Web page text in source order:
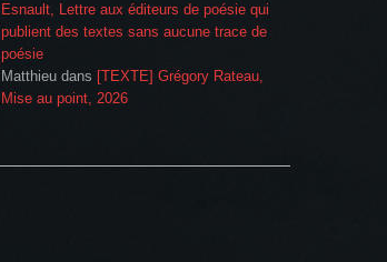
Esnault, Lettre aux éditeurs de poésie qui
publient des textes sans aucune trace de
poésie
Matthieu dans [TEXTE] Grégory Rateau,
Mise au point, 2026